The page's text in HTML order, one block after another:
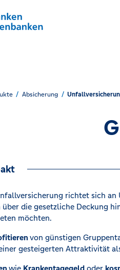
116)
Absicherung
richtet sich an
über die gesetzliche Deckung
möchten.
von günstigen
gesteigerten Attraktivität